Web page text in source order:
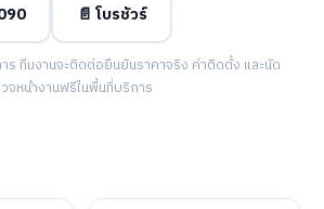
📄 โบรชัวร์
ร ทีมงานจะติดต่อยืนยันราคาจริง ค่าติดตั้ง และนัด
จหน้างานฟรีในพื้นที่บริการ